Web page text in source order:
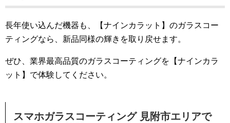
長年使い込んだ機器も、【ナインカラット】のガラスコー
ティングなら、新品同様の輝きを取り戻せます。
ぜひ、業界最高品質のガラスコーティングを【ナインカラ
ット】で体験してください。
スマホガラスコーティング 見附市エリアで